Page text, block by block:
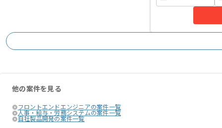
他の案件を見る
フロントエンドエンジニアの案件一覧
人事・給与・労務システムの案件一覧
自社製品開発の案件一覧